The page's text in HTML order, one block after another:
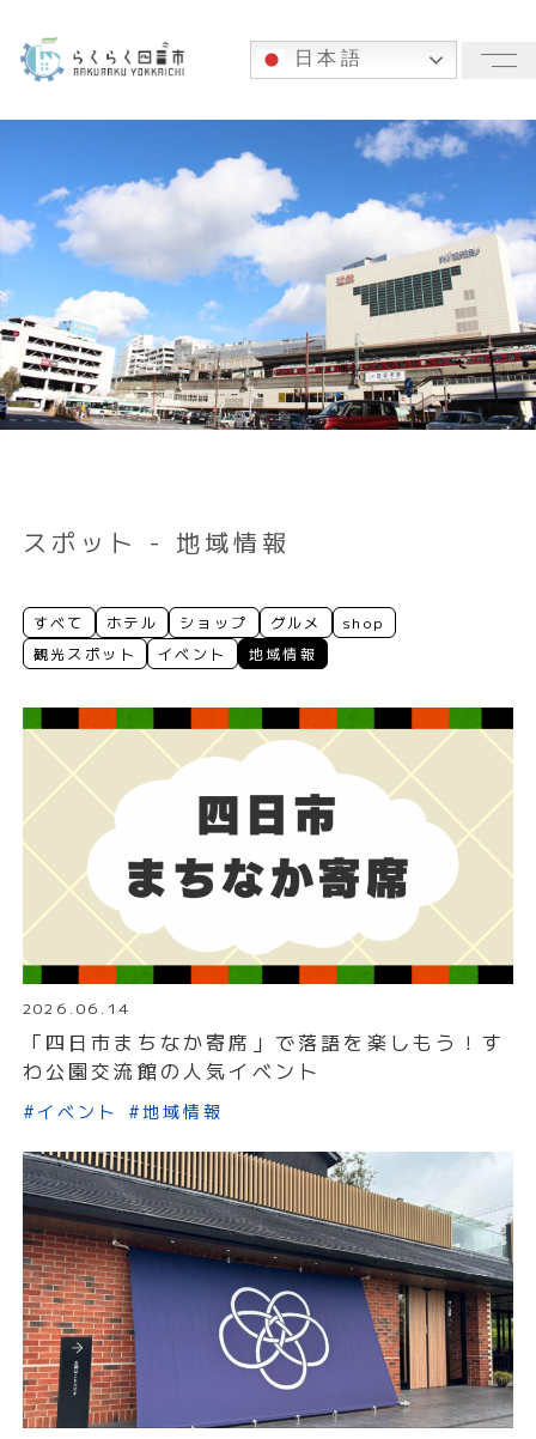
日本語
スポット - 地域情報
すべて ホテル ショップ グルメ
shop
観光スポット
イベント 地域情報
2026.06.14
「四日市まちなか寄席」で落語を楽しもう！す
わ公園交流館の人気イベント
#イベント #地域情報